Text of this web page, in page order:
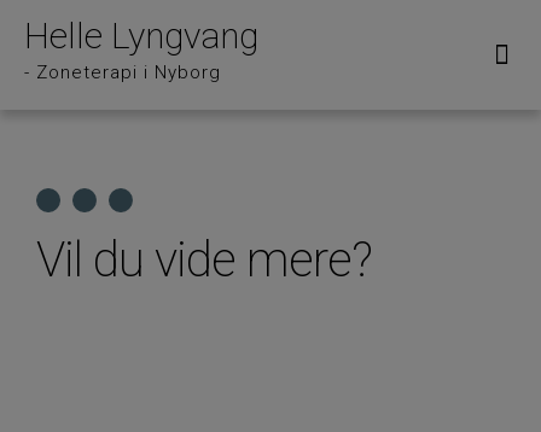
Helle Lyngvang
- Zoneterapi i Nyborg
Vil du vide mere?